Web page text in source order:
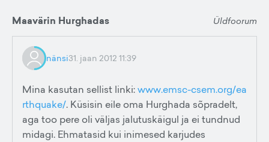
Maavärin Hurghadas Üldfoorum
nänsi31. jaan 2012 11:39
Mina kasutan sellist linki:www.emsc-csem.org/ea
rthquake/. Küsisin eile oma Hurghada sõpradelt,
aga too pere oli väljas jalutuskäigul ja ei tundnud
midagi. Ehmatasid kui inimesed karjudes